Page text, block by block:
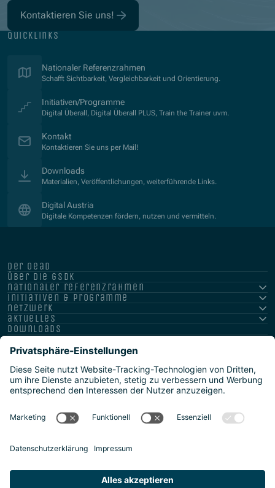
Kontaktieren Sie uns!
quicklinks
Nationaler Referenzrahmen
Schafft Sichtbarkeit, Vergleichbarkeit und Orientierung.
Initiativen/Programme
Digital Überall, Digital Überall PLUS, Train the Trainer uvm.
Kontakt
Kontaktieren Sie uns per Mail!
Downloads
Materialien, Veröffentlichungen, weiterführende Links.
Digital Austria
Digitale Kompetenzen fördern, nutzen und vermitteln.
der oead
über die gsdk
nationaler referenzrahmen
initiativen & programme
netzwerk
aktuelles
downloads
Datenschutz
Meldestellen/Hinweisgeber